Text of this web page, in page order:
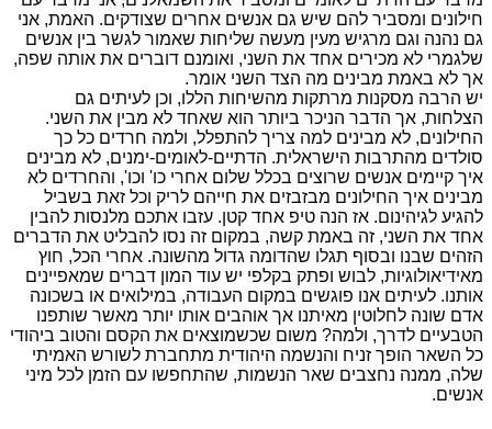
חילונים ומסביר להם שיש גם אנשים אחרים שצודקים. האמת, אני
גם נהנה וגם מרגיש מעין מעשה שליחות שאמור לגשר בין אנשים
שלגמרי לא מכירים אחד את השני, ואומנם דוברים את אותה שפה,
אך לא באמת מבינים מה הצד השני אומר.
יש הרבה מסקנות מרתקות מהשיחות הללו, וכן לעיתים גם
הצלחות, אך הדבר הניכר ביותר הוא שאחד לא מבין את השני.
החילונים, לא מבינים למה צריך להתפלל, ולמה חרדים כל כך
סולדים מהתרבות הישראלית. הדתיים-לאומים-ימנים, לא מבינים
איך קיימים אנשים שרוצים בכלל שלום אחרי כו' וכו', והחרדים לא
מבינים איך החילונים מבזבזים את חייהם לריק וכל זאת בשביל
להגיע לגיהינום. אז הנה טיפ אחד קטן. עזבו אתכם מלנסות להבין
אחד את השני, זה באמת קשה, במקום זה נסו להבליט את הדברים
הזהים שבנו ובסוף תגלו שהדומה גדול מהשונה. אחרי הכל, חוץ
מאידיאולוגיות, לבוש ופתק בקלפי יש עוד המון דברים שמאפיינים
אותנו. לעיתים אנו פוגשים במקום העבודה, במילואים או בשכונה
אדם שונה לחלוטין מאיתנו אך אוהבים אותו יותר מאשר שותפנו
הטבעיים לדרך, ולמה? משום שכשמוצאים את הקסם והטוב ביהודי
כל השאר הופך זניח והנשמה היהודית מתחברת לשורש האמיתי
שלה, ממנה נחצבים שאר הנשמות, שהתחפשו עם הזמן לכל מיני
אנשים.